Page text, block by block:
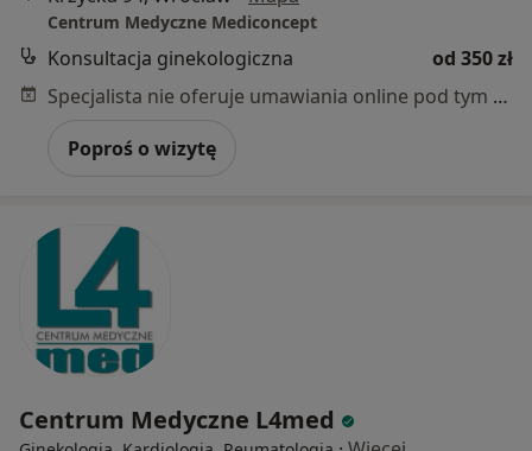
Centrum Medyczne Mediconcept
Konsultacja ginekologiczna
od 350 zł
Specjalista nie oferuje umawiania online pod tym adresem.
Poproś o wizytę
Centrum Medyczne L4med